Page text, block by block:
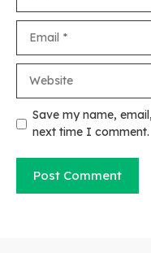
Save my name,
next time I comment.